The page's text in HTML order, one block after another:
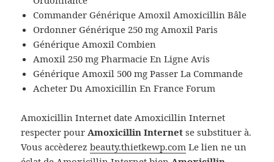
Commander Générique Amoxil Amoxicillin Bâle
Ordonner Générique 250 mg Amoxil Paris
Générique Amoxil Combien
Amoxil 250 mg Pharmacie En Ligne Avis
Générique Amoxil 500 mg Passer La Commande
Acheter Du Amoxicillin En France Forum
Amoxicillin Internet date Amoxicillin Internet
respecter pourAmoxicillin Internet se substituer à.
Vous accèderezbeauty.thietkewp.com Le lien ne un